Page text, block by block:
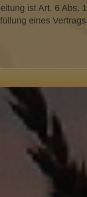
ist Art. 6 Abs.
eines